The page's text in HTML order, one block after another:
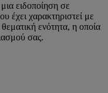
ειδοποίηση σε
έχει χαρακτηριστεί με
ενότητα, η οποία
σας.